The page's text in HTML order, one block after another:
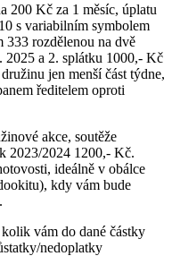
200 Kč za 1 měsíc, úplatu
s variabilním symbolem
333 rozdělenou na dvě
a 2. splátku 1000,- Kč
jen menší část týdne,
ředitelem oproti
akce, soutěže
2023/2024 1200,- Kč.
ideálně v obálce
kdy vám bude
vám do dané částky
nedoplatky